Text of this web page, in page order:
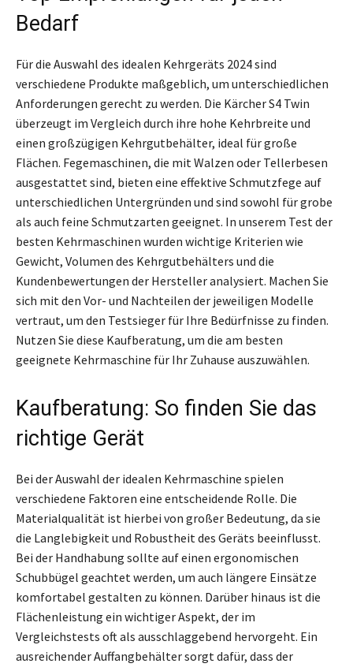
Bedarf
Für die Auswahl des idealen Kehrgeräts 2024 sind
verschiedene Produkte maßgeblich, um unterschiedlichen
Anforderungen gerecht zu werden. Die Kärcher S4 Twin
überzeugt im Vergleich durch ihre hohe Kehrbreite und
einen großzügigen Kehrgutbehälter, ideal für große
Flächen. Fegemaschinen, die mit Walzen oder Tellerbesen
ausgestattet sind, bieten eine effektive Schmutzfege auf
unterschiedlichen Untergründen und sind sowohl für grobe
als auch feine Schmutzarten geeignet. In unserem Test der
besten Kehrmaschinen wurden wichtige Kriterien wie
Gewicht, Volumen des Kehrgutbehälters und die
Kundenbewertungen der Hersteller analysiert. Machen Sie
sich mit den Vor- und Nachteilen der jeweiligen Modelle
vertraut, um den Testsieger für Ihre Bedürfnisse zu finden.
Nutzen Sie diese Kaufberatung, um die am besten
geeignete Kehrmaschine für Ihr Zuhause auszuwählen.
Kaufberatung: So finden Sie das
richtige Gerät
Bei der Auswahl der idealen Kehrmaschine spielen
verschiedene Faktoren eine entscheidende Rolle. Die
Materialqualität ist hierbei von großer Bedeutung, da sie
die Langlebigkeit und Robustheit des Geräts beeinflusst.
Bei der Handhabung sollte auf einen ergonomischen
Schubbügel geachtet werden, um auch längere Einsätze
komfortabel gestalten zu können. Darüber hinaus ist die
Flächenleistung ein wichtiger Aspekt, der im
Vergleichstests oft als ausschlaggebend hervorgeht. Ein
ausreichender Auffangbehälter sorgt dafür, dass der